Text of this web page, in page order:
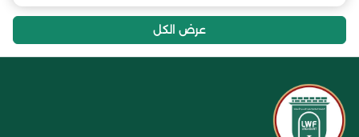
عرض الكل